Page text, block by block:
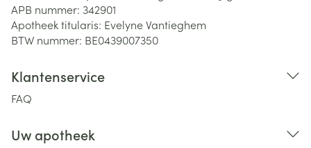
APB nummer: 342901
Apotheek titularis: Evelyne Vantieghem
BTW nummer: BE0439007350
Klantenservice
FAQ
Uw apotheek